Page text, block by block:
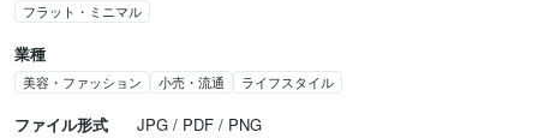
フラット・ミニマル
業種
美容・ファッション 小売・流通 ライフスタイル
ファイル形式 JPG / PDF / PNG